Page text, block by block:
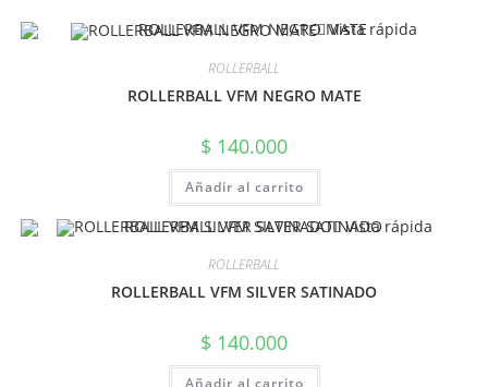
Vista rápida
ROLLERBALL
ROLLERBALL VFM NEGRO MATE
$ 140.000
Añadir al carrito
Vista rápida
ROLLERBALL
ROLLERBALL VFM SILVER SATINADO
$ 140.000